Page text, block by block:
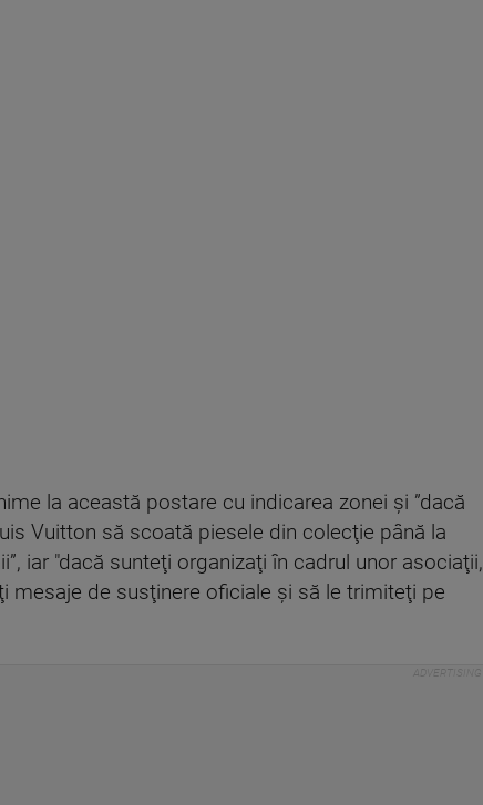
la această postare cu indicarea zonei şi ”dacă
Vuitton să scoată piesele din colecţie până la
iar "dacă sunteţi organizaţi în cadrul unor asociaţii,
mesaje de susţinere oficiale şi să le trimiteţi pe